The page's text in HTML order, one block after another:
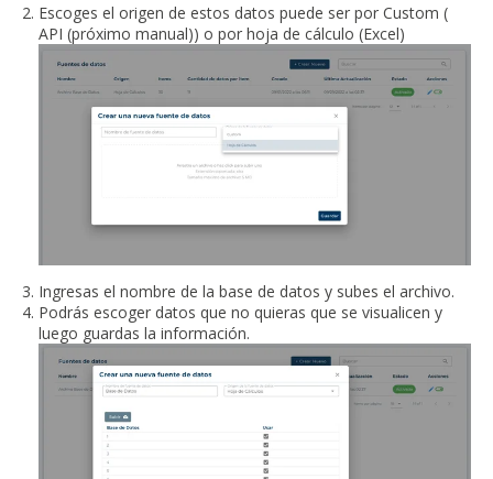
Escoges el origen de estos datos puede ser por Custom (
API (próximo manual)) o por hoja de cálculo (Excel)
Ingresas el nombre de la base de datos y subes el archivo.
Podrás escoger datos que no quieras que se visualicen y
luego guardas la información.